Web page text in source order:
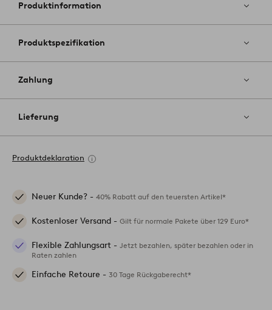
Produktinformation
Produktspezifikation
Zahlung
Lieferung
Produktdeklaration
Neuer Kunde? - 40% Rabatt auf den teuersten Artikel*
Kostenloser Versand - Gilt für normale Pakete über 129 Euro*
Flexible Zahlungsart - Jetzt bezahlen, später bezahlen oder in
Raten zahlen
Einfache Retoure - 30 Tage Rückgaberecht*